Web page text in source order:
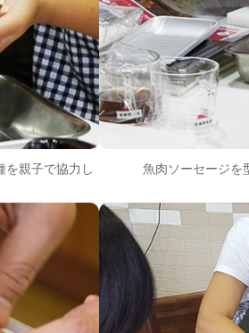
を親子で協力し
魚肉ソーセージを